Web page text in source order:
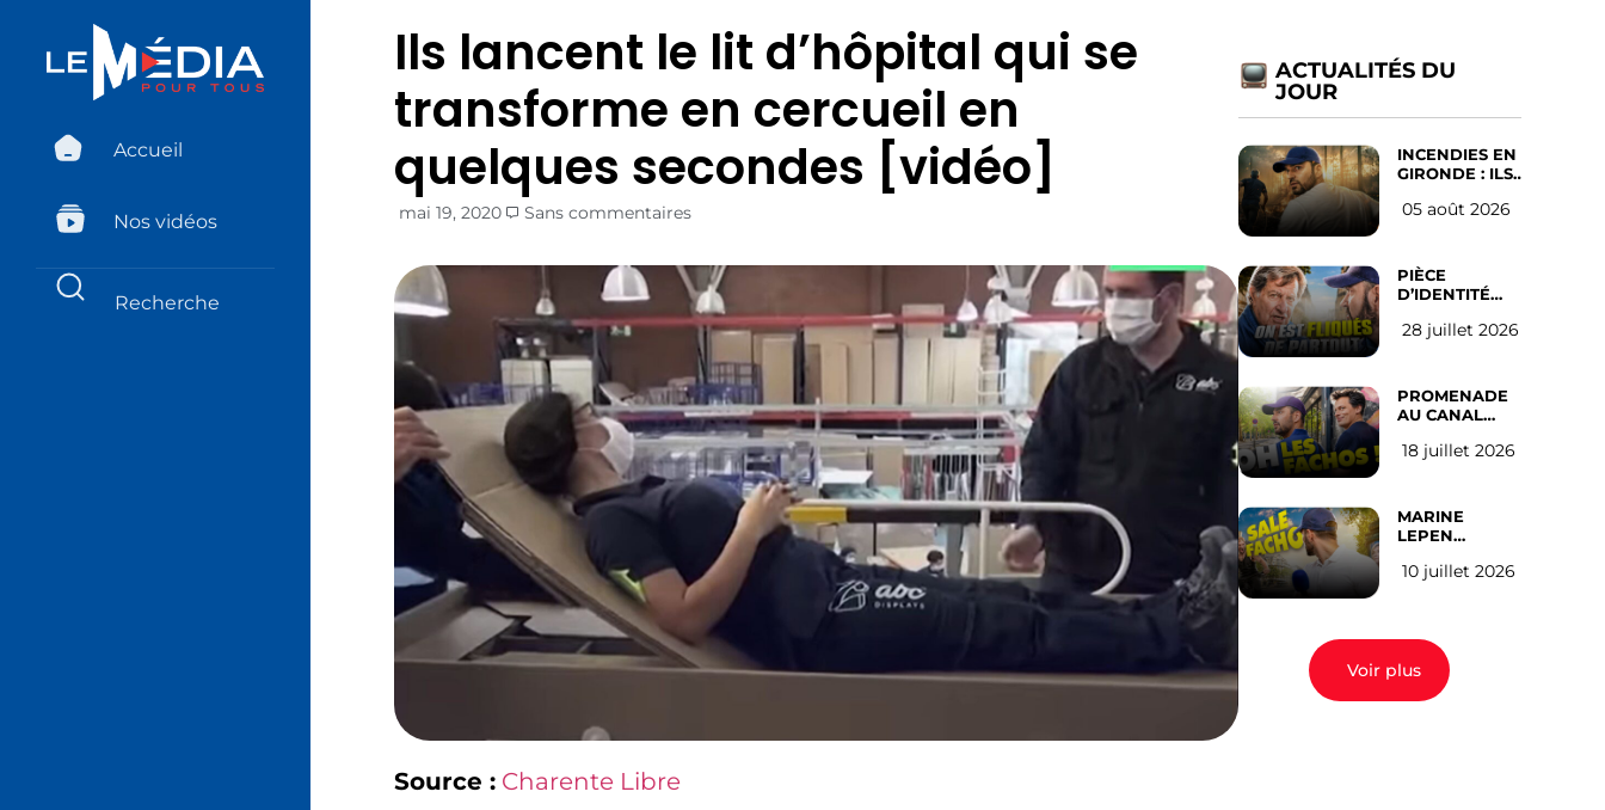
Accueil
Nos vidéos
Ils lancent le lit d’hôpital qui se
transforme en cercueil en
quelques secondes [vidéo]
mai 19, 2020 Sans commentaires
Source : Charente Libre
ACTUALITÉS DU
JOUR
INCENDIES EN
GIRONDE : ILS
D’ABANDONNER
05 août 2026
PIÈCE
D’IDENTITÉ
SUR LES
l’avis des
Français
28 juillet 2026
PROMENADE
AU CANAL
(les gauchistes
18 juillet 2026
MARINE
LEPEN
EN 2027 : l’avis
10 juillet 2026
Voir plus